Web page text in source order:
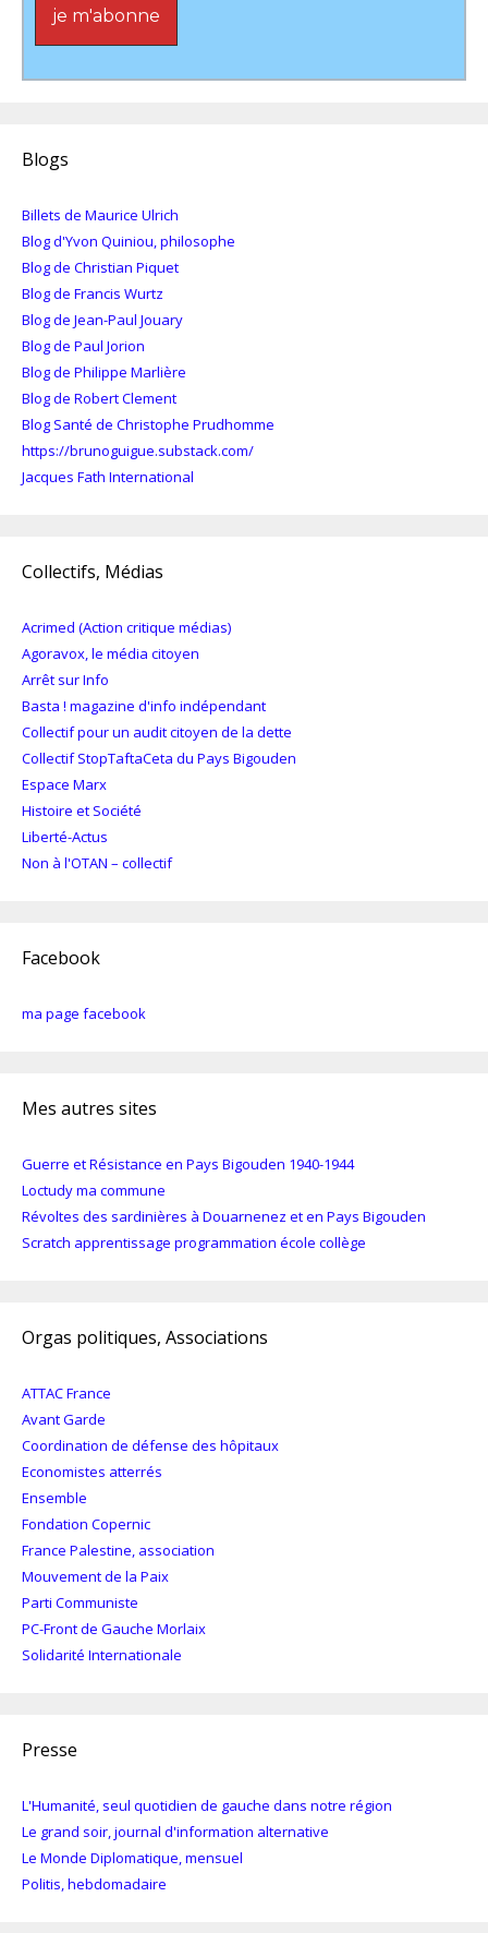
Blogs
Billets de Maurice Ulrich
Blog d'Yvon Quiniou, philosophe
Blog de Christian Piquet
Blog de Francis Wurtz
Blog de Jean-Paul Jouary
Blog de Paul Jorion
Blog de Philippe Marlière
Blog de Robert Clement
Blog Santé de Christophe Prudhomme
https://brunoguigue.substack.com/
Jacques Fath International
Collectifs, Médias
Acrimed (Action critique médias)
Agoravox, le média citoyen
Arrêt sur Info
Basta ! magazine d'info indépendant
Collectif pour un audit citoyen de la dette
Collectif StopTaftaCeta du Pays Bigouden
Espace Marx
Histoire et Société
Liberté-Actus
Non à l'OTAN – collectif
Facebook
ma page facebook
Mes autres sites
Guerre et Résistance en Pays Bigouden 1940-1944
Loctudy ma commune
Révoltes des sardinières à Douarnenez et en Pays Bigouden
Scratch apprentissage programmation école collège
Orgas politiques, Associations
ATTAC France
Avant Garde
Coordination de défense des hôpitaux
Economistes atterrés
Ensemble
Fondation Copernic
France Palestine, association
Mouvement de la Paix
Parti Communiste
PC-Front de Gauche Morlaix
Solidarité Internationale
Presse
L'Humanité, seul quotidien de gauche dans notre région
Le grand soir, journal d'information alternative
Le Monde Diplomatique, mensuel
Politis, hebdomadaire